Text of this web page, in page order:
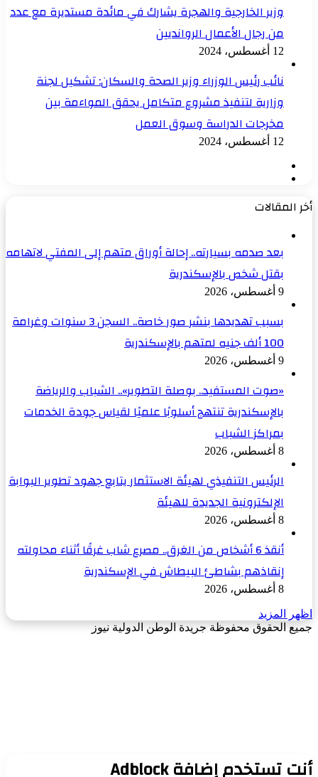
وزير الخارجية والهجرة يشارك في مائدة مستديرة مع عدد
من رجال الأعمال الروانديين
12 أغسطس، 2024
نائب رئيس الوزراء وزير الصحة والسكان: تشكيل لجنة
وزارية لتنفيذ مشروع متكامل يحقق المواءمة بين
مخرجات الدراسة وسوق العمل
12 أغسطس، 2024
أخر المقالات
بعد صدمه بسيارته.. إحالة أوراق متهم إلى المفتي لاتهامه
بقتل شخص بالإسكندرية
9 أغسطس، 2026
بسبب تهديدها بنشر صور خاصة.. السجن 3 سنوات وغرامة
100 ألف جنيه لمتهم بالإسكندرية
9 أغسطس، 2026
«صوت المستفيد.. بوصلة التطوير».. الشباب والرياضة
بالإسكندرية تنتهج أسلوبًا علميًا لقياس جودة الخدمات
بمراكز الشباب
8 أغسطس، 2026
الرئيس التنفيذي لهيئة الاستثمار يتابع جهود تطوير البوابة
الإلكترونية الجديدة للهيئة
8 أغسطس، 2026
أنقذ 6 أشخاص من الغرق.. مصرع شاب غرقًا أثناء محاولته
إنقاذهم بشاطئ البيطاش في الإسكندرية
8 أغسطس، 2026
اظهر المزيد
جميع الحقوق محفوظة جريدة الوطن الدولية نيوز
أنت تستخدم إضافة Adblock